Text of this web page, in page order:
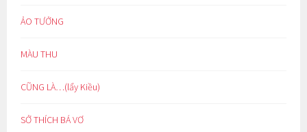
ẢO TƯỞNG
MÀU THU
CŨNG LÀ…(lẩy Kiều)
SỞ THÍCH BÁ VƠ